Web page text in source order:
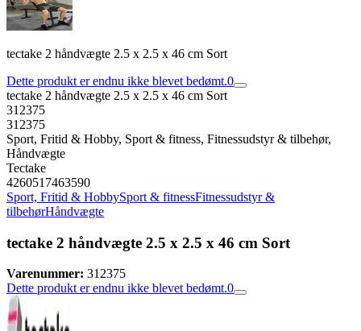
tectake 2 håndvægte 2.5 x 2.5 x 46 cm Sort
Dette produkt er endnu ikke blevet bedømt.0
tectake 2 håndvægte 2.5 x 2.5 x 46 cm Sort
312375
312375
Sport, Fritid & Hobby, Sport & fitness, Fitnessudstyr & tilbehør,
Håndvægte
Tectake
4260517463590
Sport, Fritid & HobbySport & fitnessFitnessudstyr &
tilbehørHåndvægte
tectake 2 håndvægte 2.5 x 2.5 x 46 cm Sort
Varenummer: 312375
Dette produkt er endnu ikke blevet bedømt.0